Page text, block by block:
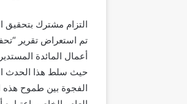
التزام مشترك بتحقيق
تم استعراض تقرير
أعمال المائدة
حيث سلط هذا الحدث
الفجوة بين طموح هذه